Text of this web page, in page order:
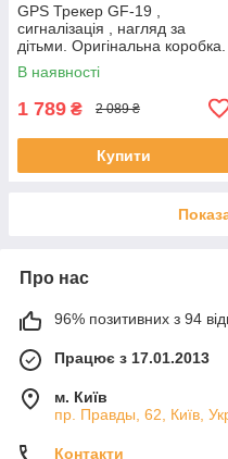
GPS Трекер GF-19 ,
сигналізація , нагляд за
дітьми. Оригінальна коробка.
В наявності
1 789 ₴ 2 089 ₴
Купити
Про нас
96% позитивних з 94
Працює з 17.01.2013
м. Київ
пр. Правды, 62, Київ,
Контакти